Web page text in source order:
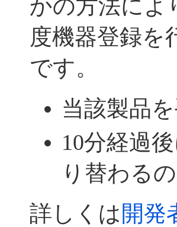
かの方法によ
度機器登録を
です。
当該製品
10分経過
り替わる
詳しくは 開発